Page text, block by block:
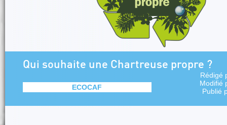
Qui souhaite une Chartreuse propre ?
ECOCAF
Rédigé
Modifié
Publié